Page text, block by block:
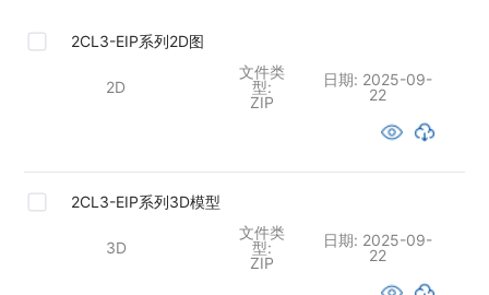
2CL3-EIP系列2D图
2D
文件类
型:
ZIP
日期: 2025-09-
22
2CL3-EIP系列3D模型
3D
文件类
型:
ZIP
日期: 2025-09-
22